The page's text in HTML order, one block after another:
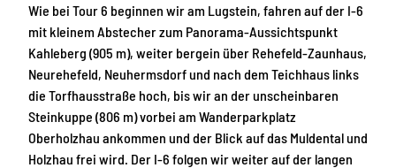
Wie bei Tour 6 beginnen wir am Lugstein, fahren auf der I-6
mit kleinem Abstecher zum Panorama-Aussichtspunkt
Kahleberg (905 m), weiter bergein über Rehefeld-Zaunhaus,
Neurehefeld, Neuhermsdorf und nach dem Teichhaus links
die Torfhausstraße hoch, bis wir an der unscheinbaren
Steinkuppe (806 m) vorbei am Wanderparkplatz
Oberholzhau ankommen und der Blick auf das Muldental und
Holzhau frei wird. Der I-6 folgen wir weiter auf der langen